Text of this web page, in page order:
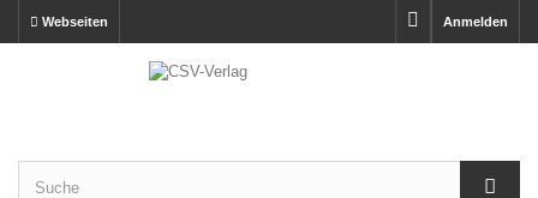
Anmelden
Webseiten